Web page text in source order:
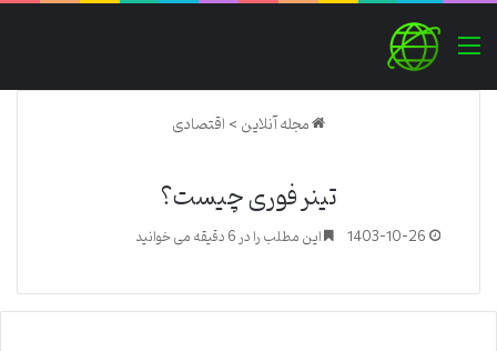
منو
مجله آنلاین>اقتصادی
تینر فوری چیست؟
1403-10-26 این مطلب را در 6 دقیقه می خوانید